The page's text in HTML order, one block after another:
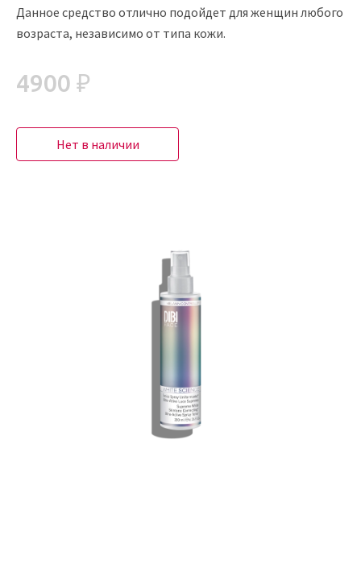
Нет в наличии
Данное средство отлично подойдет для женщин любого
возраста, независимо от типа кожи.
4900 ₽